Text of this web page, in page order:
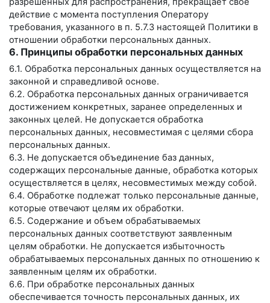
действие с момента поступления Оператору
требования, указанного в п. 5.7.3 настоящей Политики в
отношении обработки персональных данных.
6. Принципы обработки персональных данных
6.1. Обработка персональных данных осуществляется на
законной и справедливой основе.
6.2. Обработка персональных данных ограничивается
достижением конкретных, заранее определенных и
законных целей. Не допускается обработка
персональных данных, несовместимая с целями сбора
персональных данных.
6.3. Не допускается объединение баз данных,
содержащих персональные данные, обработка которых
осуществляется в целях, несовместимых между собой.
6.4. Обработке подлежат только персональные данные,
которые отвечают целям их обработки.
6.5. Содержание и объем обрабатываемых
персональных данных соответствуют заявленным
целям обработки. Не допускается избыточность
обрабатываемых персональных данных по отношению к
заявленным целям их обработки.
6.6. При обработке персональных данных
обеспечивается точность персональных данных, их